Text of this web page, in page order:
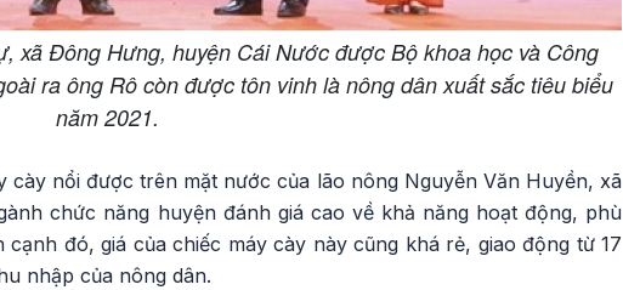
xã Đông Hưng, huyện Cái Nước được Bộ khoa học và Công
ra ông Rô còn được tôn vinh là nông dân xuất sắc tiêu biểu
năm 2021.
cày nổi được trên mặt nước của lão nông Nguyễn Văn Huyền, xã
chức năng huyện đánh giá cao về khả năng hoạt động, phù
đó, giá của chiếc máy cày này cũng khá rẻ, giao động từ 17
nhập của nông dân.